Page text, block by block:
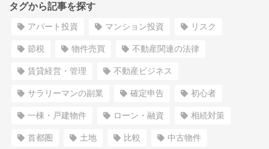
タグから記事を探す
アパート投資 マンション投資 リスク
節税 物件売買 不動産関連の法律
賃貸経営・管理 不動産ビジネス
サラリーマンの副業 確定申告 初心者
一棟・戸建物件 ローン・融資 相続対策
首都圏 土地 比較 中古物件